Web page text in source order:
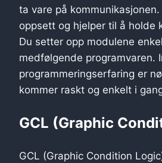
ta vare på
oppsett og hjelper til å holde
Du setter opp modulene
medfølgende programvaren.
programmeringserfaring er
kommer raskt og enkelt i
GCL (Graphic
GCL (Graphic Condition